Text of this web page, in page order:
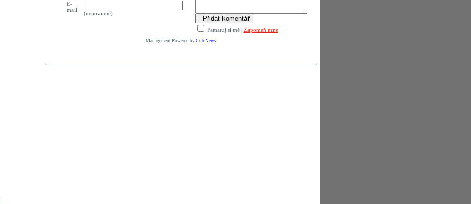
Pamatuj si mě| Zapomeň mne
E-
mail:
(nepovinné)
Management Powered by CuteNews